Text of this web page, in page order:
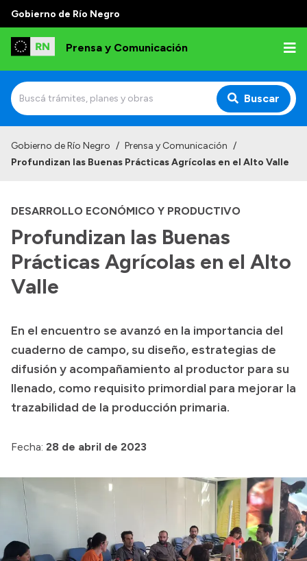
Gobierno de Río Negro
Prensa y Comunicación
Buscar
Archivo de noticias
Presupuesto
Boletín Oficial
Compras y licitaciones
Consulta de expedientes
Convocatorias
Login
Gobierno de Río Negro / Prensa y Comunicación /
Profundizan las Buenas Prácticas Agrícolas en el Alto Valle
DESARROLLO ECONÓMICO Y PRODUCTIVO
Profundizan las Buenas
Prácticas Agrícolas en el Alto
Valle
En el encuentro se avanzó en la importancia del
cuaderno de campo, su diseño, estrategias de
difusión y acompañamiento al productor para su
llenado, como requisito primordial para mejorar la
trazabilidad de la producción primaria.
Fecha: 28 de abril de 2023